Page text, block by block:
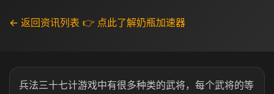
← 返回资讯列表 👉 点此了解奶瓶加速器
兵法三十七计游戏中有很多种类的武将，每个武将的等